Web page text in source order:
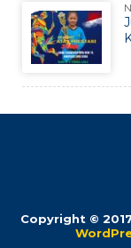
Copyright ©